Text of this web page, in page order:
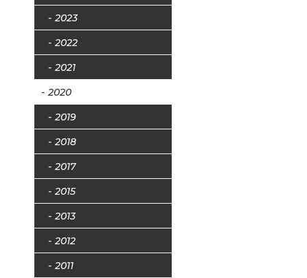
2023
2022
2021
2020
2019
2018
2017
2015
2013
2012
2011